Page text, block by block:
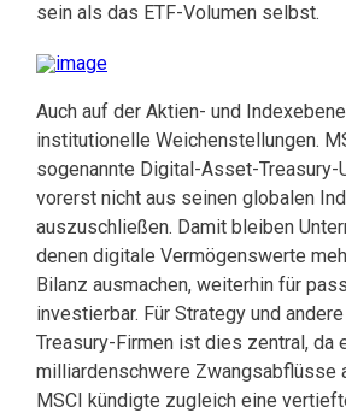
sein als das ETF-Volumen selbst.
Auch auf der Aktien- und
institutionelle Weichenstellungen.
sogenannte Digital-Asset-Treasury-
vorerst nicht aus seinen globalen
auszuschließen. Damit bleiben
denen digitale Vermögenswerte
Bilanz ausmachen, weiterhin für
investierbar. Für Strategy und
Treasury-Firmen ist dies zentral, da
milliardenschwere Zwangsabflüsse
MSCI kündigte zugleich eine